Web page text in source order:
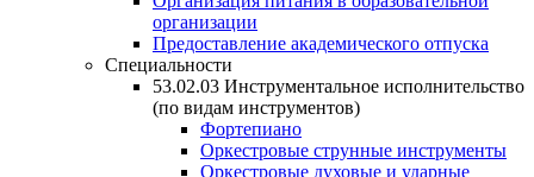
организации
Предоставление академического отпуска
Специальности
53.02.03 Инструментальное исполнительство
(по видам инструментов)
Фортепиано
Оркестровые струнные инструменты
Оркестровые духовые и ударные